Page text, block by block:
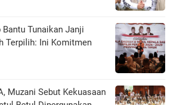
Tunaikan Janji
Terpilih: Ini Komitmen
Muzani Sebut Kekuasaan